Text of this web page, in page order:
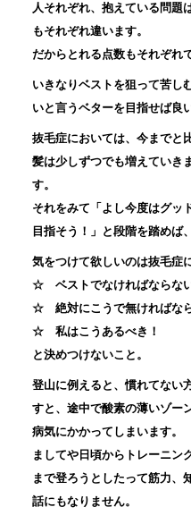
人それぞれ、抱えている問題
もそれぞれ違います。
だからとれる点数もそれぞれ
いきなりベストを狙って苦し
いと言うベターを目指せば良
抜毛症においては、今までと
髪は少しずつでも増えていき
す。
それをみて「よし今度はグッ
目指そう！」と段階を踏めば
気をつけて欲しいのは抜毛症
☆
ベストでなければならな
☆
絶対にこうで無ければな
☆
私はこうあるべき！
と決めつけないこと。
登山に例えると、慣れてない
すと、途中で酸素の薄いゾー
病気にかかってしまいます。
ましてや日頃からトレーニン
まで登ろうとしたって筋力、
話にもなりません。